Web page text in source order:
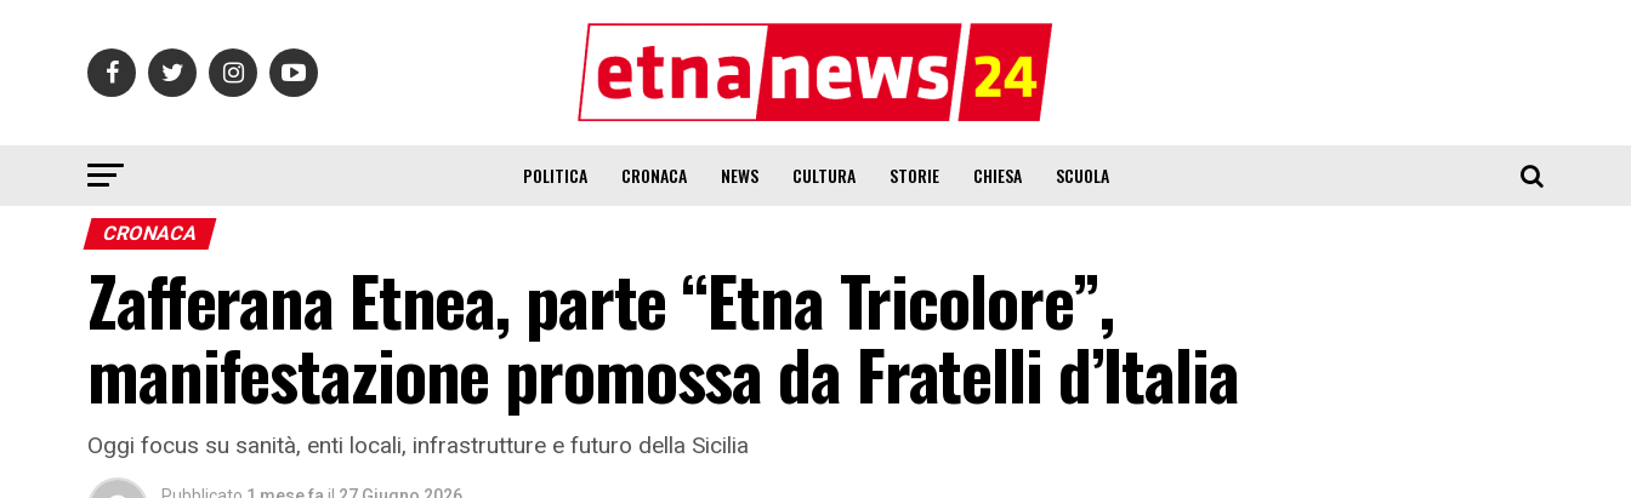
POLITICA CRONACA NEWS CULTURA STORIE CHIESA SCUOLA
CRONACA
Zafferana Etnea, parte “Etna Tricolore”,
manifestazione promossa da Fratelli d’Italia
Oggi focus su sanità, enti locali, infrastrutture e futuro della Sicilia